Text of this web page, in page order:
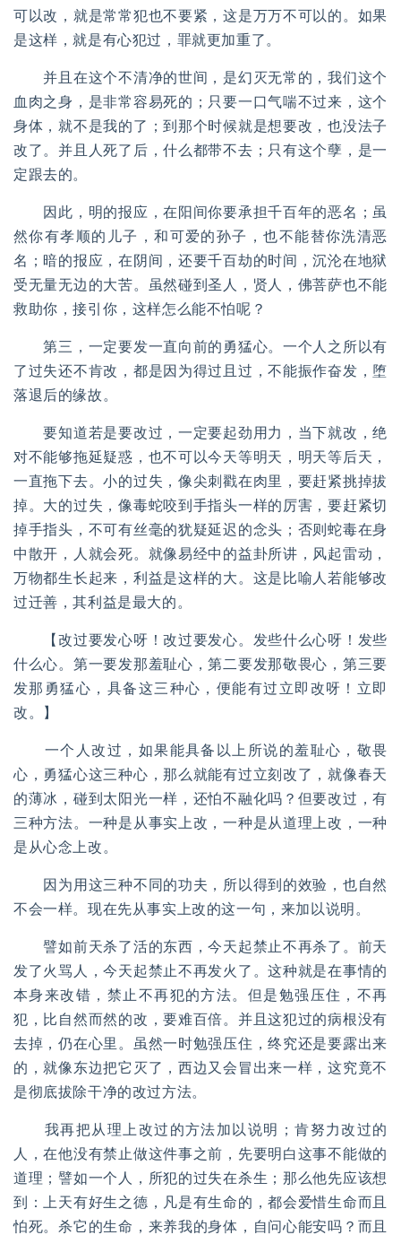
可以改，就是常常犯也不要紧，这是万万不可以的。如果
是这样，就是有心犯过，罪就更加重了。
并且在这个不清净的世间，是幻灭无常的，我们这个
血肉之身，是非常容易死的；只要一口气喘不过来，这个
身体，就不是我的了；到那个时候就是想要改，也没法子
改了。并且人死了后，什么都带不去；只有这个孽，是一
定跟去的。
因此，明的报应，在阳间你要承担千百年的恶名；虽
然你有孝顺的儿子，和可爱的孙子，也不能替你洗清恶
名；暗的报应，在阴间，还要千百劫的时间，沉沦在地狱
受无量无边的大苦。虽然碰到圣人，贤人，佛菩萨也不能
救助你，接引你，这样怎么能不怕呢？
第三，一定要发一直向前的勇猛心。一个人之所以有
了过失还不肯改，都是因为得过且过，不能振作奋发，堕
落退后的缘故。
要知道若是要改过，一定要起劲用力，当下就改，绝
对不能够拖延疑惑，也不可以今天等明天，明天等后天，
一直拖下去。小的过失，像尖刺戳在肉里，要赶紧挑掉拔
掉。大的过失，像毒蛇咬到手指头一样的厉害，要赶紧切
掉手指头，不可有丝毫的犹疑延迟的念头；否则蛇毒在身
中散开，人就会死。就像易经中的益卦所讲，风起雷动，
万物都生长起来，利益是这样的大。这是比喻人若能够改
过迁善，其利益是最大的。
【改过要发心呀！改过要发心。发些什么心呀！发些
什么心。第一要发那羞耻心，第二要发那敬畏心，第三要
发那勇猛心，具备这三种心，便能有过立即改呀！立即
改。】
一个人改过，如果能具备以上所说的羞耻心，敬畏
心，勇猛心这三种心，那么就能有过立刻改了，就像春天
的薄冰，碰到太阳光一样，还怕不融化吗？但要改过，有
三种方法。一种是从事实上改，一种是从道理上改，一种
是从心念上改。
因为用这三种不同的功夫，所以得到的效验，也自然
不会一样。现在先从事实上改的这一句，来加以说明。
譬如前天杀了活的东西，今天起禁止不再杀了。前天
发了火骂人，今天起禁止不再发火了。这种就是在事情的
本身来改错，禁止不再犯的方法。但是勉强压住，不再
犯，比自然而然的改，要难百倍。并且这犯过的病根没有
去掉，仍在心里。虽然一时勉强压住，终究还是要露出来
的，就像东边把它灭了，西边又会冒出来一样，这究竟不
是彻底拔除干净的改过方法。
我再把从理上改过的方法加以说明；肯努力改过的
人，在他没有禁止做这件事之前，先要明白这事不能做的
道理；譬如一个人，所犯的过失在杀生；那么他先应该想
到：上天有好生之德，凡是有生命的，都会爱惜生命而且
怕死。杀它的生命，来养我的身体，自问心能安吗？而且